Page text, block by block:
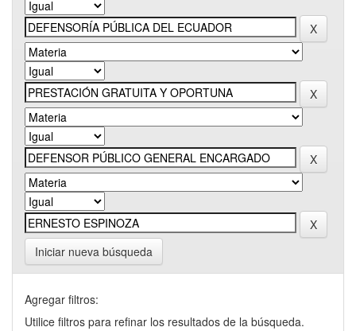
Iniciar nueva búsqueda
Agregar filtros:
Utilice filtros para refinar los resultados de la búsqueda.